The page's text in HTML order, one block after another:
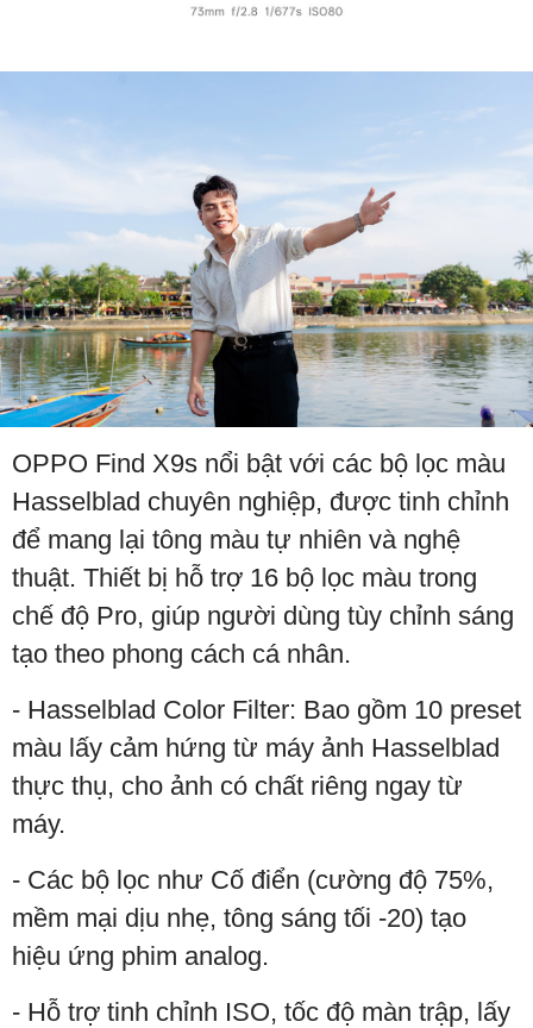
OPPO Find X9s nổi bật với các bộ lọc màu
Hasselblad chuyên nghiệp, được tinh chỉnh
để mang lại tông màu tự nhiên và nghệ
thuật. Thiết bị hỗ trợ 16 bộ lọc màu trong
chế độ Pro, giúp người dùng tùy chỉnh sáng
tạo theo phong cách cá nhân.
- Hasselblad Color Filter: Bao gồm 10 preset
màu lấy cảm hứng từ máy ảnh Hasselblad
thực thụ, cho ảnh có chất riêng ngay từ
máy.
- Các bộ lọc như Cố điển (cường độ 75%,
mềm mại dịu nhẹ, tông sáng tối -20) tạo
hiệu ứng phim analog.
- Hỗ trợ tinh chỉnh ISO, tốc độ màn trập, lấy